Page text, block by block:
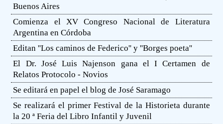
Buenos Aires
Comienza el XV Congreso Nacional de Literatura
Argentina en Córdoba
Editan ''Los caminos de Federico'' y ''Borges poeta''
El Dr. José Luis Najenson gana el I Certamen de
Relatos Protocolo - Novios
Se editará en papel el blog de José Saramago
Se realizará el primer Festival de la Historieta durante
la 20 ª Feria del Libro Infantil y Juvenil